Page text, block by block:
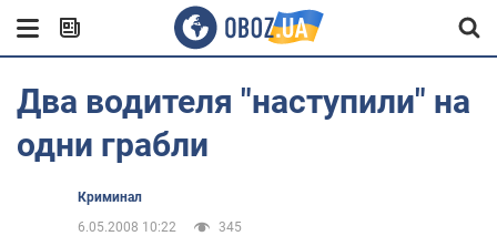
Два водителя "наступили" на
одни грабли
Криминал
6.05.2008 10:22
345